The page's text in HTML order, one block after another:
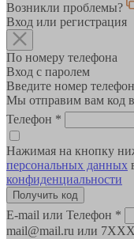
Возникли проблемы?
Вход или регистрация
По номеру телефона
Вход с паролем
Введите номер
Мы отправим вам код
Телефон *
Нажимая на кнопку
персональных данных
конфиденциальности
E-mail или Телефон *
mail@mail.ru или